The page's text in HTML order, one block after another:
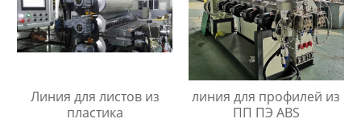
Линия для листов из
пластика
линия для профилей из
ПП ПЭ ABS